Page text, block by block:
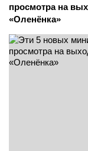
просмотра на
«Оленёнка»